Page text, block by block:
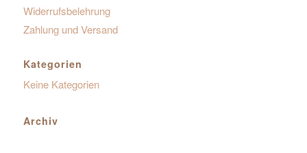
Widerrufsbelehrung
Zahlung und Versand
Kategorien
Keine Kategorien
Archiv